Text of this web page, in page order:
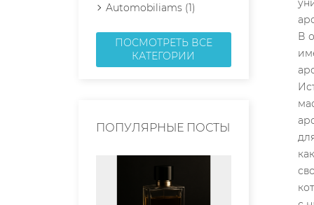
Automobiliams (1)
ПОСМОТРЕТЬ ВСЕ
КАТЕГОРИИ
ПОПУЛЯРНЫЕ ПОСТЫ